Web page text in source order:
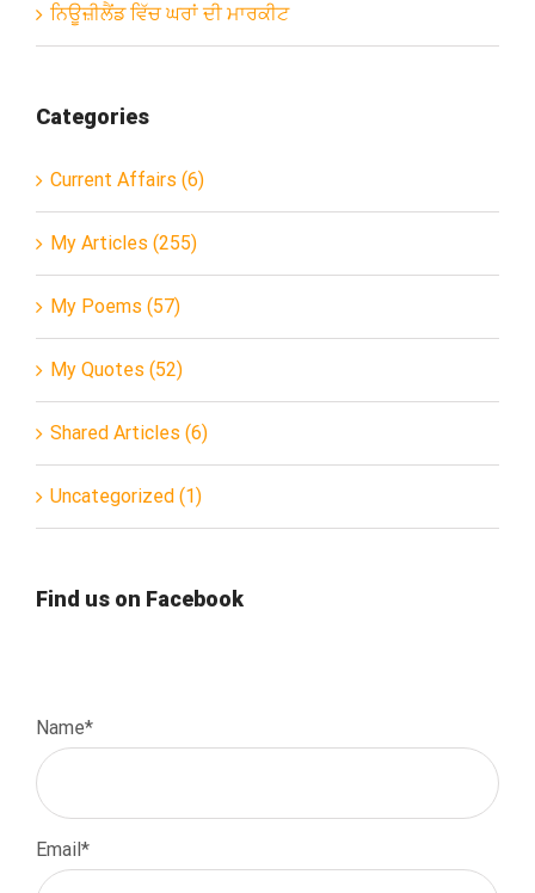
ਨਿਊਜ਼ੀਲੈਂਡ ਵਿੱਚ ਘਰਾਂ ਦੀ ਮਾਰਕੀਟ
Categories
Current Affairs (6)
My Articles (255)
My Poems (57)
My Quotes (52)
Shared Articles (6)
Uncategorized (1)
Find us on Facebook
Name*
Email*